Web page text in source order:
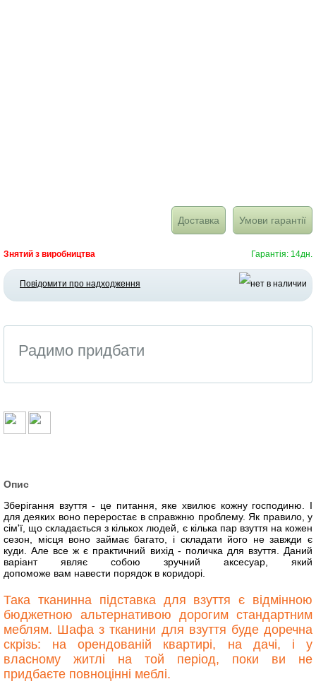
Доставка Умови гарантії
Знятий з виробництва Гарантія: 14дн.
Повідомити про надходження
Радимо придбати
Опис
Зберігання взуття - це питання, яке хвилює кожну господиню. І
для деяких воно переростає в справжню проблему. Як правило, у
сім'ї, що складається з кількох людей, є кілька пар взуття на кожен
сезон, місця воно займає багато, і складати його не завжди є
куди. Але все ж є практичний вихід - поличка для взуття. Даний
варіант являє собою зручний аксесуар, який
допоможе вам навести порядок в коридорі.
Така тканинна підставка для взуття є відмінною
бюджетною альтернативою дорогим стандартним
меблям. Шафа з тканини для взуття буде доречна
скрізь: на орендованій квартирі, на дачі, і у
власному житлі на той період, поки ви не
придбаєте повноцінні меблі.